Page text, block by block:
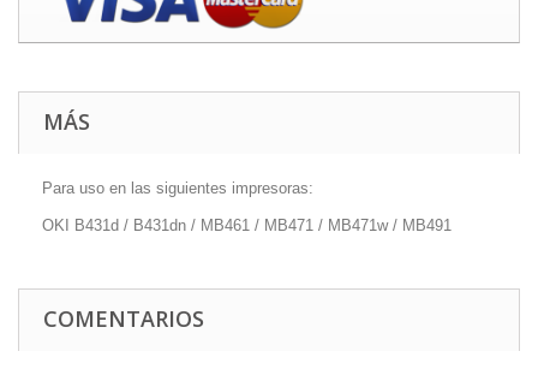
MÁS
Para uso en las siguientes impresoras:
OKI B431d / B431dn / MB461 / MB471 / MB471w / MB491
COMENTARIOS